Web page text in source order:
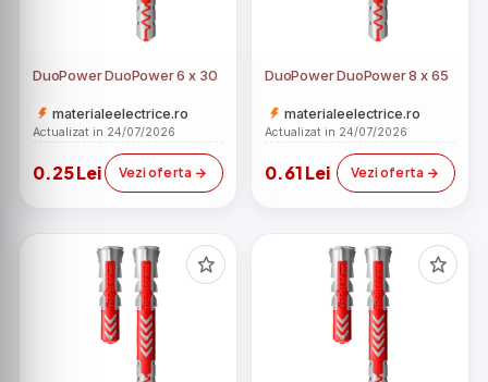
DuoPower DuoPower 6 x 30
materialeelectrice.ro
Actualizat in 24/07/2026
0.25 Lei Vezi oferta
DuoPower DuoPower 8 x 65
materialeelectrice.ro
Actualizat in 24/07/2026
0.61 Lei Vezi oferta